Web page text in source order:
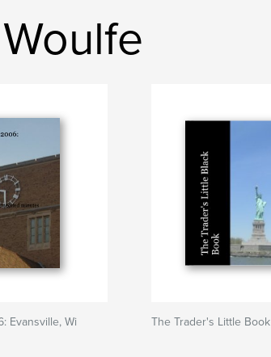
Evansville, Wi The Trader's Little Book